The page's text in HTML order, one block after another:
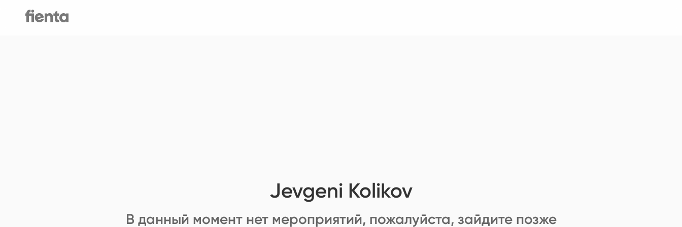
Jevgeni Kolikov
В данный момент нет мероприятий, пожалуйста, зайдите позже